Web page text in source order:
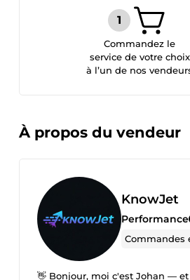
Commandez le
service de votre choix
à l’un de nos
À propos du vendeur
KnowJet
Performance
Commandes
👋 Bonjour, moi c'est Johan —